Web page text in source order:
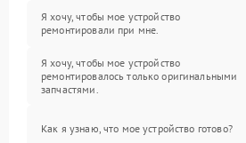
Я хочу, чтобы мое устройство
ремонтировали при мне.
Я хочу, чтобы мое устройство
ремонтировалось только оригинальными
запчастями.
Как я узнаю, что мое устройство готово?